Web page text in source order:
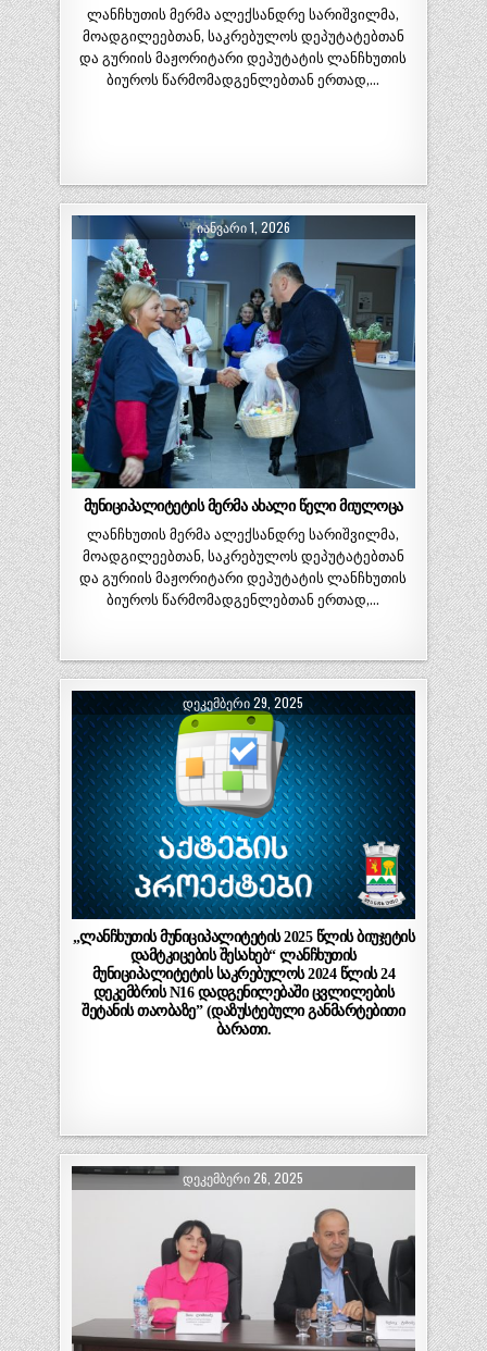
ლანჩხუთის მერმა ალექსანდრე სარიშვილმა,
მოადგილეებთან, საკრებულოს დეპუტატებთან
და გურიის მაჟორიტარი დეპუტატის ლანჩხუთის
ბიუროს წარმომადგენლებთან ერთად,…
ᲘᲐᲜᲕᲐᲠᲘ 1, 2026
მუნიციპალიტეტის მერმა ახალი წელი მიულოცა
ლანჩხუთის მერმა ალექსანდრე სარიშვილმა,
მოადგილეებთან, საკრებულოს დეპუტატებთან
და გურიის მაჟორიტარი დეპუტატის ლანჩხუთის
ბიუროს წარმომადგენლებთან ერთად,…
ᲓᲔᲙᲔᲛᲑᲔᲠᲘ 29, 2025
„ლანჩხუთის მუნიციპალიტეტის 2025 წლის ბიუჯეტის
დამტკიცების შესახებ“ ლანჩხუთის
მუნიციპალიტეტის საკრებულოს 2024 წლის 24
დეკემბრის N16 დადგენილებაში ცვლილების
შეტანის თაობაზე” (დაზუსტებული განმარტებითი
ბარათი.
ᲓᲔᲙᲔᲛᲑᲔᲠᲘ 26, 2025